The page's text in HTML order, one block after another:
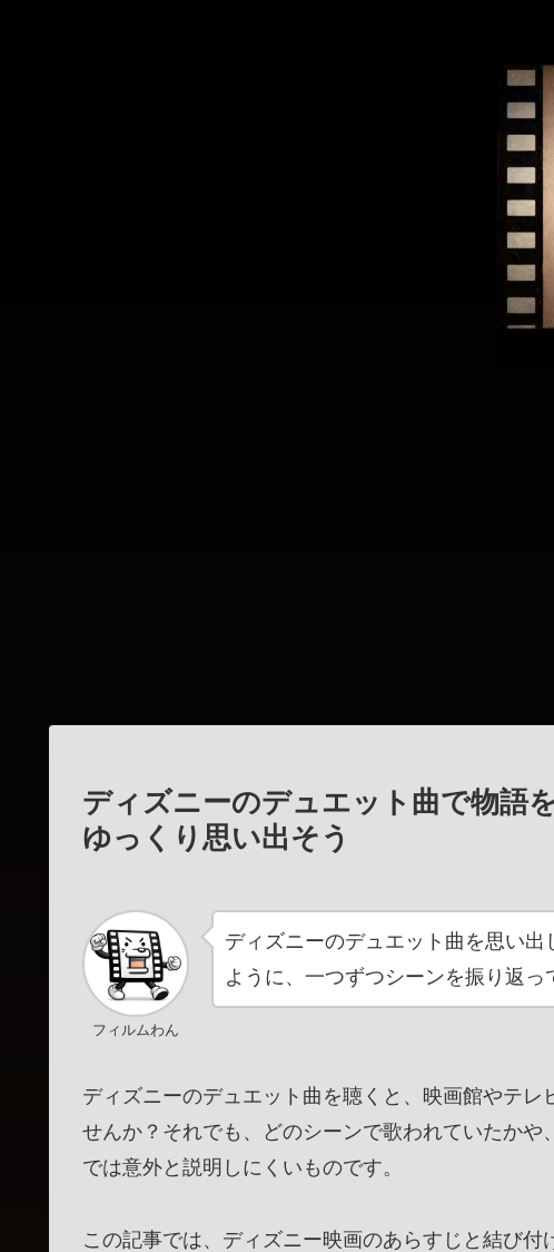
ディズニーのデュエット曲で物語
ゆっくり思い出そう
フィルムわん
ディズニーのデュエット曲を思い
ように、一つずつシーンを振り返っ
ディズニーのデュエット曲を聴くと、映画館やテ
せんか？それでも、どのシーンで歌われていたか
では意外と説明しにくいものです。
この記事では、ディズニー映画のあらすじと結び